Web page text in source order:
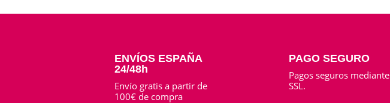
ENVÍOS ESPAÑA
24/48h
Envío gratis a partir de
100€ de compra
PAGO SEGURO
Pagos seguros mediante
SSL.